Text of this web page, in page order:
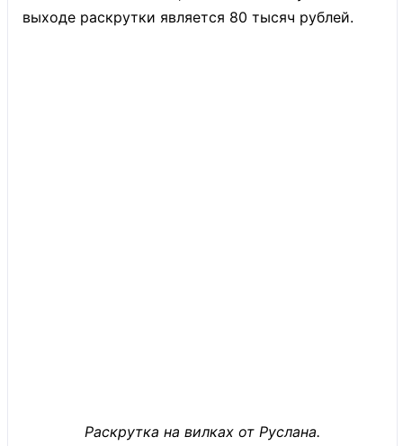
выходе раскрутки является 80 тысяч рублей.
Раскрутка на вилках от Руслана.